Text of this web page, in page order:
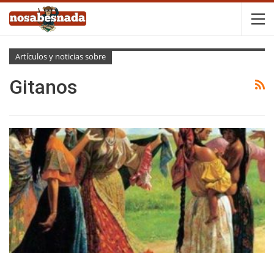
Artículos y noticias sobre
Gitanos